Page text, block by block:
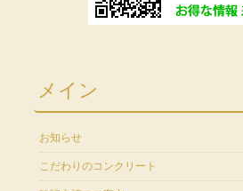
メイン
お知らせ
こだわりのコンクリート